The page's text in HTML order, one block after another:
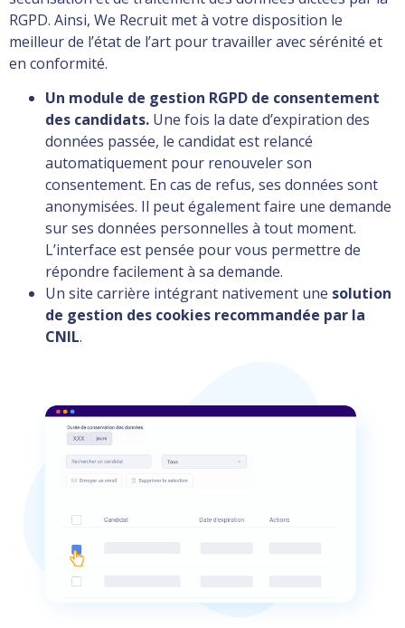
RGPD. Ainsi, We Recruit met à votre disposition le
meilleur de l’état de l’art pour travailler avec sérénité et
en conformité.
Un module de gestion RGPD de consentement
des candidats. Une fois la date d’expiration des
données passée, le candidat est relancé
automatiquement pour renouveler son
consentement. En cas de refus, ses données sont
anonymisées. Il peut également faire une demande
sur ses données personnelles à tout moment.
L’interface est pensée pour vous permettre de
répondre facilement à sa demande.
Un site carrière intégrant nativement une solution
de gestion des cookies recommandée par la
CNIL.